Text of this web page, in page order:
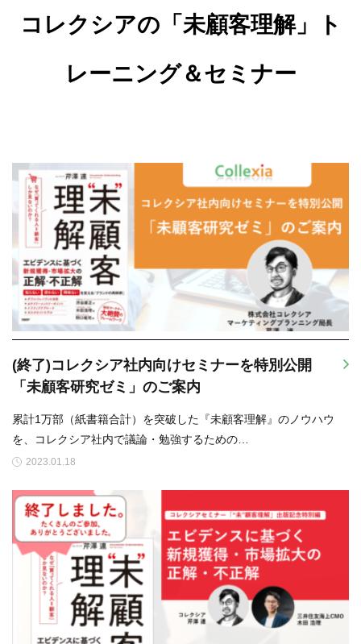
コレクシアの「未顧客理解」ト
レーニング＆セミナー
(終了)コレクシア社内向けセミナーを特別公開
「未顧客研究ゼミ」のご案内
累計1万部（紙書籍合計）を突破した『未顧客理解』のノウハウ
を、コレクシア社内で議論・勉強するための…
2023.01.18